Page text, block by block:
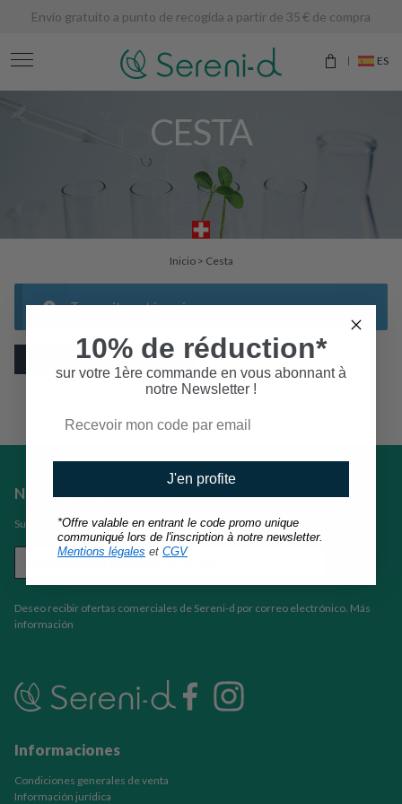
Envío gratuito a punto de recogida a partir de 35 € de compra
ES
CESTA
Inicio> Cesta
Tu carrito está vacío.
VOLVER A LA TIENDA
Informaciones
Condiciones generales de venta
Información jurídica
NEWSLETTER
Suscríbase a nuestro boletín
Deseo recibir ofertas comerciales de Sereni-d por correo electrónico. Más
información
10% de réduction*
sur votre 1ère commande en vous abonnant à
notre Newsletter !
J'en profite
*Offre valable en entrant le code promo unique
communiqué lors de l'inscription à notre newsletter.
Mentions légales et CGV